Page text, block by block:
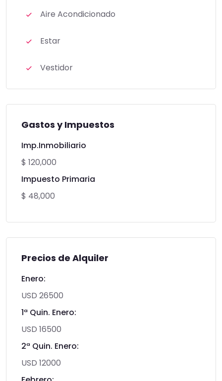
Aire Acondicionado
Estar
Vestidor
Gastos y Impuestos
Imp.Inmobiliario
$ 120,000
Impuesto Primaria
$ 48,000
Precios de Alquiler
Enero:
USD 26500
1ª Quin. Enero:
USD 16500
2ª Quin. Enero:
USD 12000